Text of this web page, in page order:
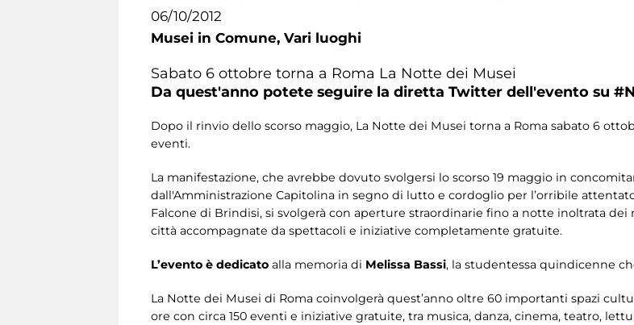
06/10/2012
Musei in Comune, Vari luoghi
Sabato 6 ottobre torna a Roma La Notte dei Musei
Da quest'anno potete seguire la diretta Twitter dell'evento su
Dopo il rinvio dello scorso maggio, La Notte dei Musei torna a Roma sabato 6
eventi.
La manifestazione, che avrebbe dovuto svolgersi lo scorso 19 maggio in
dall'Amministrazione Capitolina in segno di lutto e cordoglio per l’orribile
Falcone di Brindisi, si svolgerà con aperture straordinarie fino a notte inoltrata
città accompagnate da spettacoli e iniziative completamente gratuite.
L’evento è dedicato alla memoria di Melissa Bassi, la studentessa quindicenne
La Notte dei Musei di Roma coinvolgerà quest’anno oltre 60 importanti spazi
ore con circa 150 eventi e iniziative gratuite, tra musica, danza, cinema, teatro,